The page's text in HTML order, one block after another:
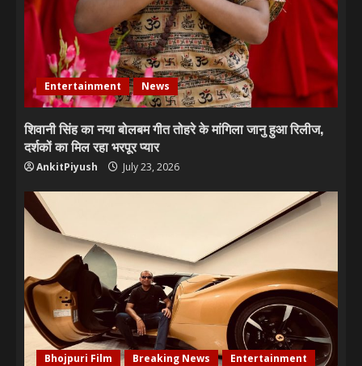
Entertainment News
शिवानी सिंह का नया बोलबम गीत तोहरे के मांगिला जानु हुआ रिलीज,
दर्शकों का मिल रहा भरपूर प्यार
AnkitPiyush July 23, 2026
Bhojpuri Film Breaking News
Entertainment